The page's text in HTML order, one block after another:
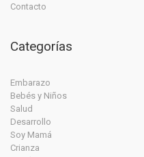
Contacto
Categorías
Embarazo
Bebés y Niños
Salud
Desarrollo
Soy Mamá
Crianza